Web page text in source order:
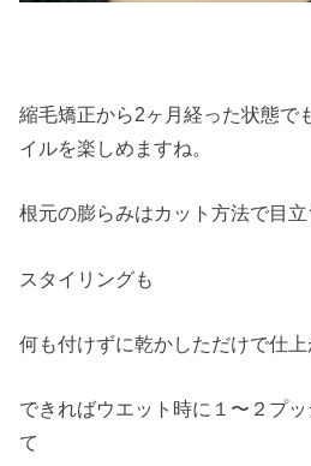
縮毛矯正から2ヶ月経った状態で
イルを楽しめますね。
根元の膨らみはカット方法で目立
スタイリングも
何も付けずに乾かしただけで仕上
できればウエット時に１〜２プ
て